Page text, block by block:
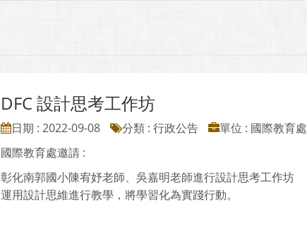
DFC 設計思考工作坊
日期 : 2022-09-08 分類 : 行政公告 單位 : 國際教育處
國際教育處邀請 :
彰化南郭國小陳宥妤老師、吳嘉明老師進行設計思考工作坊
運用設計思維進行教學，將學習化為實踐行動。